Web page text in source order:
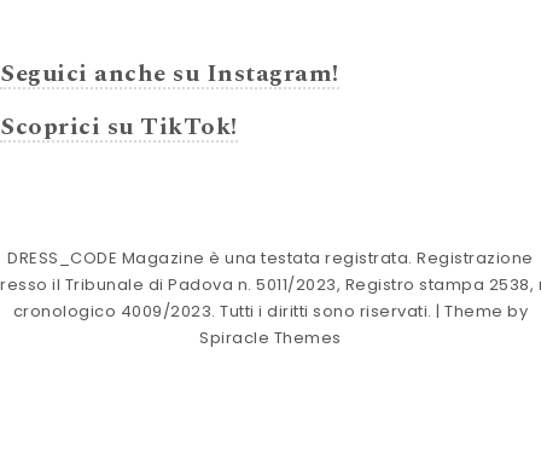
Seguici anche su Instagram!
Scoprici su TikTok!
DRESS_CODE Magazine è una testata registrata. Registrazione
il Tribunale di Padova n. 5011/2023, Registro stampa 2538,
cronologico 4009/2023. Tutti i diritti sono riservati. | Theme by
Spiracle Themes